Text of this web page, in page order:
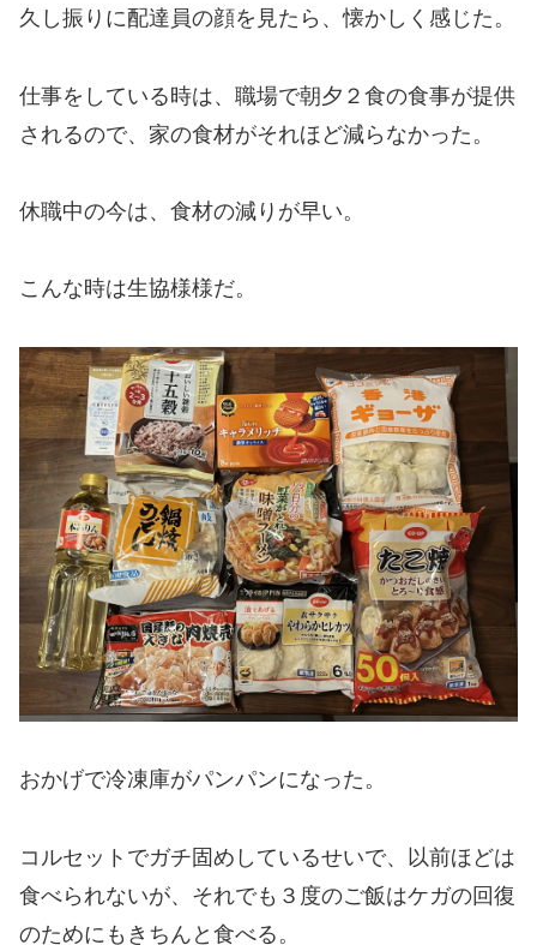
久し振りに配達員の顔を見たら、懐かしく感じた。
仕事をしている時は、職場で朝夕２食の食事が提供
されるので、家の食材がそれほど減らなかった。
休職中の今は、食材の減りが早い。
こんな時は生協様様だ。
おかげで冷凍庫がパンパンになった。
コルセットでガチ固めしているせいで、以前ほどは
食べられないが、それでも３度のご飯はケガの回復
のためにもきちんと食べる。